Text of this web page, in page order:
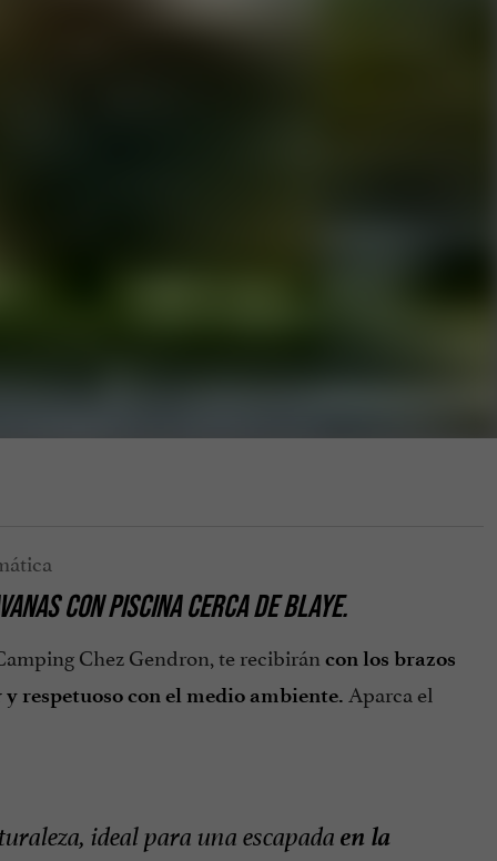
CON PISCINA CERCA DE BLAYE.
Chez Gendron, te recibirán con los brazos
respetuoso con el medio ambiente. Aparca el
ideal para una escapada en la